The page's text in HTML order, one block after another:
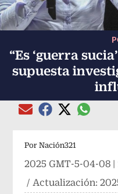
“Es ‘guerra
supuesta
Compartir el artículo
Compartir el
Compartir el
Por Nación321
2025 GMT-5-04-08 |
/ Actualización: